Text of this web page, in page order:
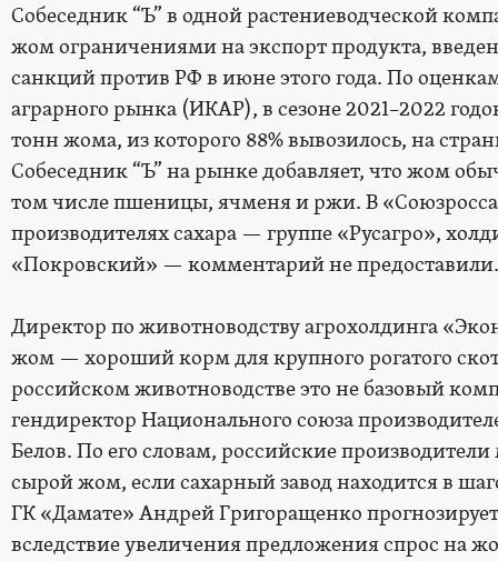
Собеседник “Ъ” в одной растениеводческой
жом ограничениями на экспорт продукта,
санкций против РФ в июне этого года. По
аграрного рынка (ИКАР), в сезоне 2021–2022
тонн жома, из которого 88% вывозилось, на
Собеседник “Ъ” на рынке добавляет, что жом
том числе пшеницы, ячменя и ржи. В
производителях сахара — группе «Русагро»,
«Покровский» — комментарий не предоставили.
Директор по животноводству агрохолдинга
жом — хороший корм для крупного рогатого
российском животноводстве это не базовый
гендиректор Национального союза
Белов. По его словам, российские
сырой жом, если сахарный завод находится в
ГК «Дамате» Андрей Григоращенко
вследствие увеличения предложения спрос на